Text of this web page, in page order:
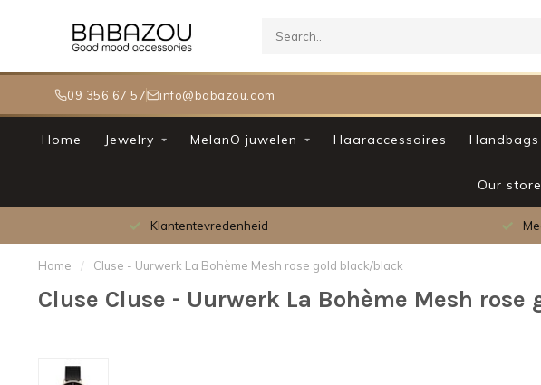
09 356 67 57 info@babazou.com
Home Jewelry MelanO juwelen Haaraccessoires Handbags
Our
Klantentevredenheid
Home / Cluse - Uurwerk La Bohème Mesh rose gold black/black
Cluse Cluse - Uurwerk La Bohème Mesh